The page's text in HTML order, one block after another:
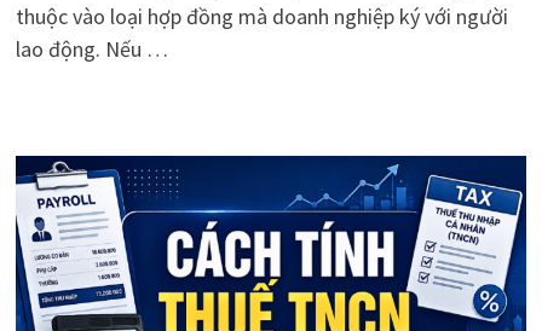
thuộc vào loại hợp đồng mà doanh nghiệp ký với người
lao động. Nếu …